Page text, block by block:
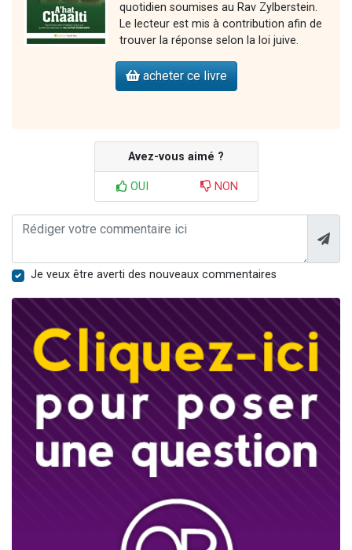
quotidien soumises au Rav Zylberstein.
Le lecteur est mis à contribution afin de
trouver la réponse selon la loi juive.
acheter ce livre
Avez-vous aimé ?
OUI NON
Je veux être averti des nouveaux commentaires